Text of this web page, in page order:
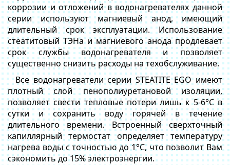
коррозии и отложений в водонагревателях данной
серии используют магниевый анод, имеющий
длительный срок эксплуатации. Использование
стеатитовый ТЭНа и магниевого анода продлевает
срок службы водонагревателя и позволяет
существенно снизить расходы на техобслуживание.
Все водонагреватели серии STEATITE EGO имеют
плотный слой пенополиуретановой изоляции,
позволяет свести тепловые потери лишь к 5-6°C в
сутки и сохранить воду горячей в течение
длительного времени. Встроенный сверхточный
капиллярный термостат определяет температуру
нагрева воды с точностью до 1°C, что позволит Вам
сэкономить до 15% электроэнергии.